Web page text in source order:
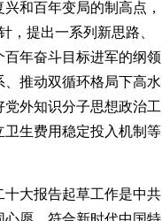
和百年变局的制高点，
，提出一系列新思路、
年奋斗目标进军的纲领
推动双循环格局下高水
外知识分子思想政治工
生费用稳定投入机制等
大报告起草工作是中共